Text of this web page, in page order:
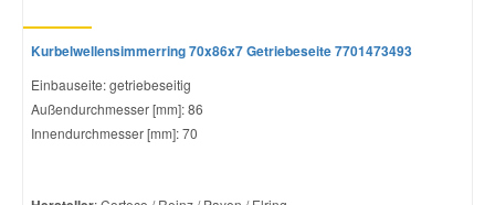
Kurbelwellensimmerring 70x86x7 Getriebeseite 7701473493
Einbauseite: getriebeseitig
Außendurchmesser [mm]: 86
Innendurchmesser [mm]: 70